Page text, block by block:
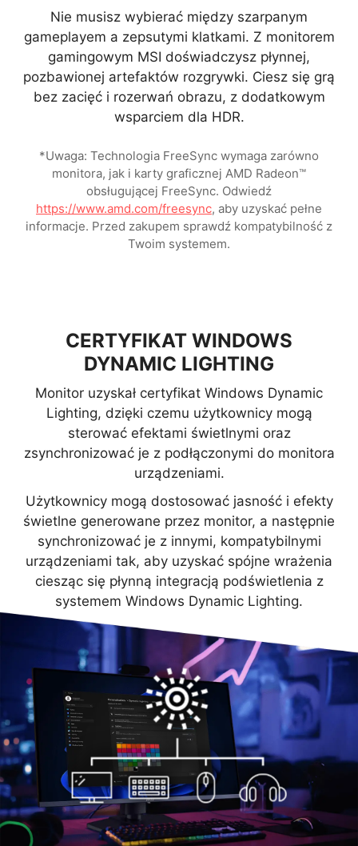
Nie musisz wybierać między szarpanym
gameplayem a zepsutymi klatkami. Z monitorem
gamingowym MSI doświadczysz płynnej,
pozbawionej artefaktów rozgrywki. Ciesz się grą
bez zacięć i rozerwań obrazu, z dodatkowym
wsparciem dla HDR.
*Uwaga: Technologia FreeSync wymaga zarówno
monitora, jak i karty graficznej AMD Radeon™
obsługującej FreeSync. Odwiedź
https://www.amd.com/freesync, aby uzyskać pełne
informacje. Przed zakupem sprawdź kompatybilność z
Twoim systemem.
CERTYFIKAT WINDOWS
DYNAMIC LIGHTING
Monitor uzyskał certyfikat Windows Dynamic
Lighting, dzięki czemu użytkownicy mogą
sterować efektami świetlnymi oraz
zsynchronizować je z podłączonymi do monitora
urządzeniami.
Użytkownicy mogą dostosować jasność i efekty
świetlne generowane przez monitor, a następnie
synchronizować je z innymi, kompatybilnymi
urządzeniami tak, aby uzyskać spójne wrażenia
ciesząc się płynną integracją podświetlenia z
systemem Windows Dynamic Lighting.